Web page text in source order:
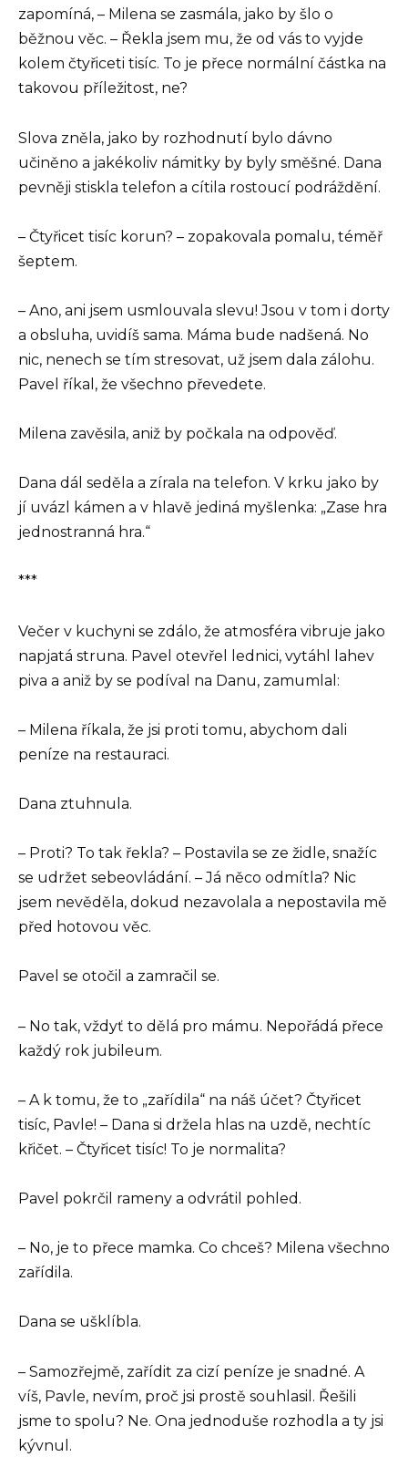
zapomíná, – Milena se zasmála, jako by šlo o
běžnou věc. – Řekla jsem mu, že od vás to vyjde
kolem čtyřiceti tisíc. To je přece normální částka na
takovou příležitost, ne?
Slova zněla, jako by rozhodnutí bylo dávno
učiněno a jakékoliv námitky by byly směšné. Dana
pevněji stiskla telefon a cítila rostoucí podráždění.
– Čtyřicet tisíc korun? – zopakovala pomalu, téměř
šeptem.
– Ano, ani jsem usmlouvala slevu! Jsou v tom i dorty
a obsluha, uvidíš sama. Máma bude nadšená. No
nic, nenech se tím stresovat, už jsem dala zálohu.
Pavel říkal, že všechno převedete.
Milena zavěsila, aniž by počkala na odpověď.
Dana dál seděla a zírala na telefon. V krku jako by
jí uvázl kámen a v hlavě jediná myšlenka: „Zase hra
jednostranná hra.“
***
Večer v kuchyni se zdálo, že atmosféra vibruje jako
napjatá struna. Pavel otevřel lednici, vytáhl lahev
piva a aniž by se podíval na Danu, zamumlal:
– Milena říkala, že jsi proti tomu, abychom dali
peníze na restauraci.
Dana ztuhnula.
– Proti? To tak řekla? – Postavila se ze židle, snažíc
se udržet sebeovládání. – Já něco odmítla? Nic
jsem nevěděla, dokud nezavolala a nepostavila mě
před hotovou věc.
Pavel se otočil a zamračil se.
– No tak, vždyť to dělá pro mámu. Nepořádá přece
každý rok jubileum.
– A k tomu, že to „zařídila“ na náš účet? Čtyřicet
tisíc, Pavle! – Dana si držela hlas na uzdě, nechtíc
křičet. – Čtyřicet tisíc! To je normalita?
Pavel pokrčil rameny a odvrátil pohled.
– No, je to přece mamka. Co chceš? Milena všechno
zařídila.
Dana se ušklíbla.
– Samozřejmě, zařídit za cizí peníze je snadné. A
víš, Pavle, nevím, proč jsi prostě souhlasil. Řešili
jsme to spolu? Ne. Ona jednoduše rozhodla a ty jsi
kývnul.